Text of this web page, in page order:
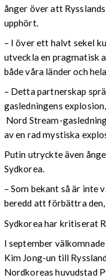
ånger över att
upphört.
– I över ett halvt sekel
utveckla en pragmatisk
både våra länder och
– Detta partnerskap
gasledningens
Nord Stream-
av en rad mystiska
Putin utryckte även
Sydkorea.
– Som bekant så är inte
beredd att förbättra
Sydkorea har kritiserat
I september
Kim Jong-un till
Nordkoreas huvudstad